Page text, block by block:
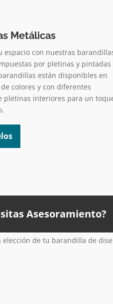
Metálicas
espacio con nuestras
por pletinas y pintadas
están disponibles en
colores y con diferentes
pletinas interiores para un
Asesoramiento?
de tu barandilla de